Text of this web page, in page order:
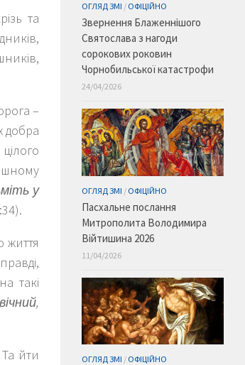
та
–
добра
у
життя
такі
йти
ОГЛЯД ЗМІ / ОФІЦІЙНО
Звернення Блаженнішого
Святослава з нагоди
сорокових роковин
Чорнобильської катастрофи
24/04/2026
ОГЛЯД ЗМІ / ОФІЦІЙНО
Пасхальне послання
Митрополита Володимира
Війтишина 2026
11/04/2026
ОГЛЯД ЗМІ / ОФІЦІЙНО